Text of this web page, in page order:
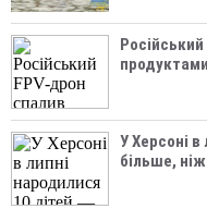
У Херсоні
більше, ніж